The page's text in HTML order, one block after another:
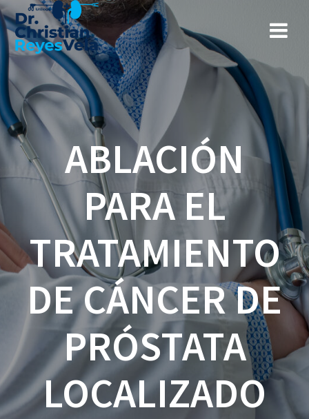
ABLACIÓN
PARA EL
TRATAMIENTO
DE CÁNCER DE
PRÓSTATA
LOCALIZADO